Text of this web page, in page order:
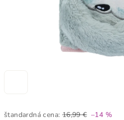
štandardná cena: 16,99 € –14 %